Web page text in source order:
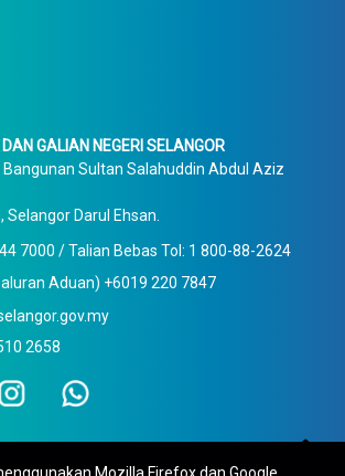
GALIAN NEGERI SELANGOR
Bangunan Sultan Salahuddin Abdul Aziz
Darul Ehsan.
7000 / Talian Bebas Tol: 1 800-88-2624
Aduan) +6019 220 7847
2658
